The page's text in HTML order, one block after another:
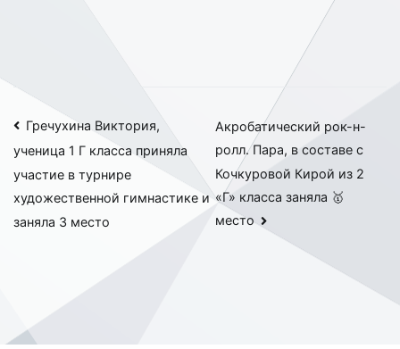
Навигация
по
записям
Гречухина Виктория,
ученица 1 Г класса приняла
участие в турнире
художественной гимнастике и
заняла 3 место
Акробатический рок-н-
ролл. Пара, в составе с
Кочкуровой Кирой из 2
«Г» класса заняла 🥇
место